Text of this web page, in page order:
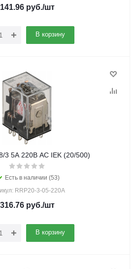
141.96руб./шт
В корзину
3 5А 220В АC IEK (20/500)
Есть в наличии (53)
RRP20-3-05-220A
316.76руб./шт
В корзину